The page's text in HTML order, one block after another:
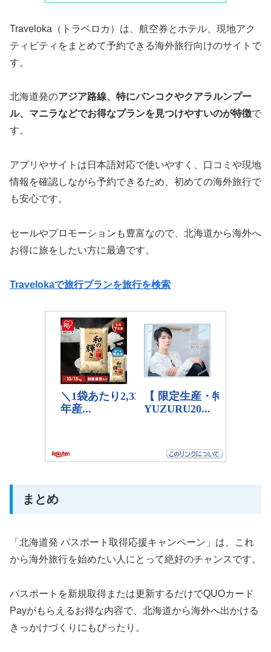
Traveloka（トラベロカ）は、航空券とホテル、現地アク
ティビティをまとめて予約できる海外旅行向けのサイトで
す。
北海道発のアジア路線、特にバンコクやクアラルンプー
ル、マニラなどでお得なプランを見つけやすいのが特徴で
す。
アプリやサイトは日本語対応で使いやすく、口コミや現地
情報を確認しながら予約できるため、初めての海外旅行で
も安心です。
セールやプロモーションも豊富なので、北海道から海外へ
お得に旅をしたい方に最適です。
Travelokaで旅行プランを旅行を検索
まとめ
「北海道発 パスポート取得応援キャンペーン」は、これ
から海外旅行を始めたい人にとって絶好のチャンスです。
パスポートを新規取得または更新するだけでQUOカード
Payがもらえるお得な内容で、北海道から海外へ出かける
きっかけづくりにもぴったり。